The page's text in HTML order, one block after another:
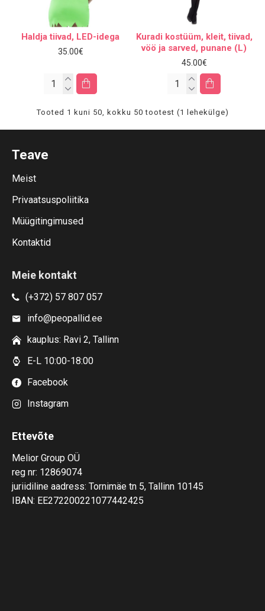
Haldja tiivad, LED-idega
35.00€
Kuradi kostüüm, kleit, tiivad,
vöö ja sarved, punane (L)
45.00€
Tooted 1 kuni 50, kokku 50 tootest (1 lehekülge)
Teave
Meist
Privaatsuspoliitika
Müügitingimused
Kontaktid
Meie kontakt
(+372) 57 807 057
info@peopallid.ee
kauplus: Ravi 2, Tallinn
E-L 10:00-18:00
Facebook
Instagram
Ettevõte
Melior Group OÜ
reg nr: 12869074
juriidiline aadress: Tornimäe tn 5, Tallinn 10145
IBAN: EE272200221077442425